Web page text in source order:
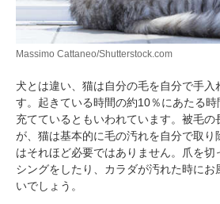
Massimo Cattaneo/Shutterstock.com
犬とは違い、猫は自分の毛を自分で手入
す。起きている時間の約10％にあたる
充てているともいわれています。被毛の
が、猫は基本的に毛の汚れを自分で取
はそれほど必要ではありません。爪を切
シングをしたり、カラダが汚れた時に
いでしょう。